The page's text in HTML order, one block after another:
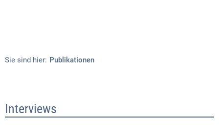
Sie sind hier: Publikationen
Interviews